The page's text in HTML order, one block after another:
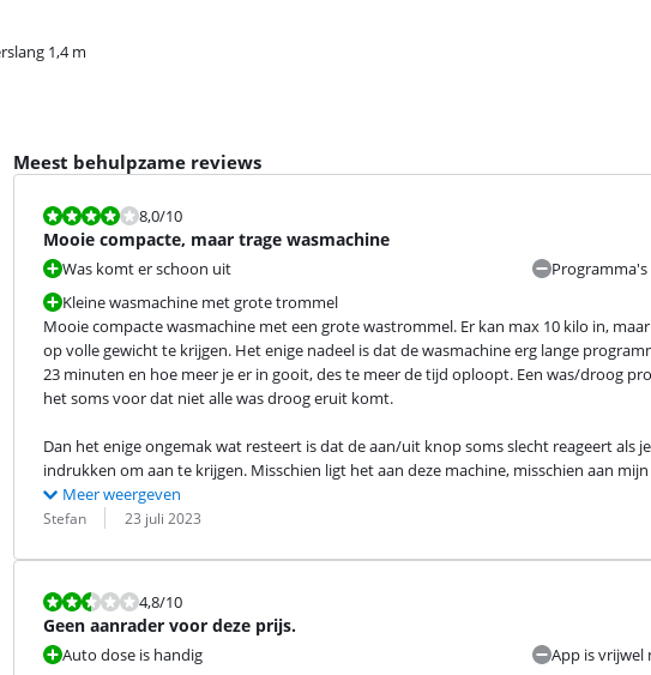
1,4 m
Meest behulpzame reviews
Beoordeling is 8,0 van de 10.
8,0/10
Mooie compacte, maar trage wasmachine
Was komt er schoon uit
Kleine wasmachine met grote trommel
Programma's
Mooie compacte wasmachine met een grote wastrommel. Er kan max 10 kilo in,
op volle gewicht te krijgen. Het enige nadeel is dat de wasmachine erg lange
23 minuten en hoe meer je er in gooit, des te meer de tijd oploopt. Een was/droog
het soms voor dat niet alle was droog eruit komt.
Dan het enige ongemak wat resteert is dat de aan/uit knop soms slecht reageert als
indrukken om aan te krijgen. Misschien ligt het aan deze machine, misschien aan
Meer weergeven
Beoordeling door:
Stefan
Datum: 23 juli 2023
Beoordeling is 4,8 van de 10.
4,8/10
Geen aanrader voor deze prijs.
Auto dose is handig
App is vrijwel